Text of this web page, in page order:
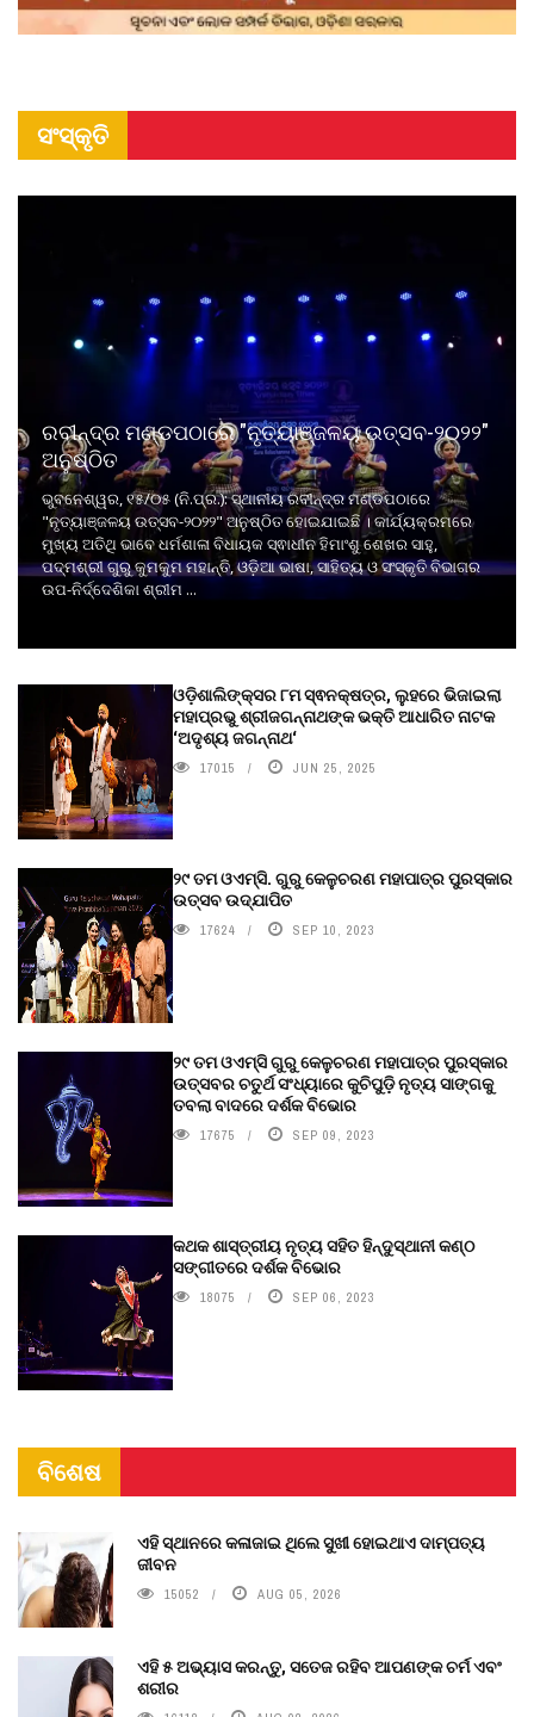
ସଂସ୍କୃତି
ରବୀନ୍ଦ୍ର ମଣ୍ଡପଠାରେ "ନୃତ୍ୟାଞ୍ଜଳୟ ଉତ୍ସବ-୨୦୨୨"
ଅନୁଷ୍ଠିତ
ଭୁବନେଶ୍ୱର, ୧୫/୦୫ (ନି.ପ୍ର.): ସ୍ଥାନୀୟ ରବୀନ୍ଦ୍ର ମଣ୍ଡପଠାରେ
"ନୃତ୍ୟାଞ୍ଜଳୟ ଉତ୍ସବ-୨୦୨୨" ଅନୁଷ୍ଠିତ ହୋଇଯାଇଛି । କାର୍ଯ୍ୟକ୍ରମରେ
ମୁଖ୍ୟ ଅତିଥି ଭାବେ ଧର୍ମଶାଳା ବିଧାୟକ ସ୍ଵାଧୀନ ହିମାଂଶୁ ଶେଖର ସାହୁ,
ପଦ୍ମଶ୍ରୀ ଗୁରୁ କୁମକୁମ ମହାନ୍ତି, ଓଡ଼ିଆ ଭାଷା, ସାହିତ୍ୟ ଓ ସଂସ୍କୃତି ବିଭାଗର
ଉପ-ନିର୍ଦ୍ଦେଶିକା ଶ୍ରୀମ ...
ଓଡ଼ିଶାଲିଙ୍କ୍ସର ୮ମ ସ୍ଵନକ୍ଷତ୍ର, ଲୁହରେ ଭିଜାଇଲା
ମହାପ୍ରଭୁ ଶ୍ରୀଜଗନ୍ନାଥଙ୍କ ଭକ୍ତି ଆଧାରିତ ନାଟକ
‘ଅଦୃଶ୍ୟ ଜଗନ୍ନାଥ‘
17015 JUN 25, 2025
୨୯ ତମ ଓଏମ୍‌ସି. ଗୁରୁ କେଳୁଚରଣ ମହାପାତ୍ର ପୁରସ୍କାର
ଉତ୍ସବ ଉଦ୍‍ଯାପିତ
17624 SEP 10, 2023
୨୯ ତମ ଓଏମ୍‌ସି ଗୁରୁ କେଳୁଚରଣ ମହାପାତ୍ର ପୁରସ୍କାର
ଉତ୍ସବର ଚତୁର୍ଥ ସଂଧ୍ୟାରେ କୁଚିପୁଡ଼ି ନୃତ୍ୟ ସାଙ୍ଗକୁ
ତବଲା ବାଦରେ ଦର୍ଶକ ବିଭୋର
17675 SEP 09, 2023
କଥକ ଶାସ୍ତ୍ରୀୟ ନୃତ୍ୟ ସହିତ ହିନ୍ଦୁସ୍ଥାନୀ କଣ୍ଠ
ସଙ୍ଗୀତରେ ଦର୍ଶକ ବିଭୋର
18075 SEP 06, 2023
ବିଶେଷ
ଏହି ସ୍ଥାନରେ କଳାଜାଇ ଥିଲେ ସୁଖୀ ହୋଇଥାଏ ଦାମ୍ପତ୍ୟ
ଜୀବନ
15052 AUG 05, 2026
ଏହି ୫ ଅଭ୍ୟାସ କରନ୍ତୁ, ସତେଜ ରହିବ ଆପଣଙ୍କ ଚର୍ମ ଏବଂ
ଶରୀର